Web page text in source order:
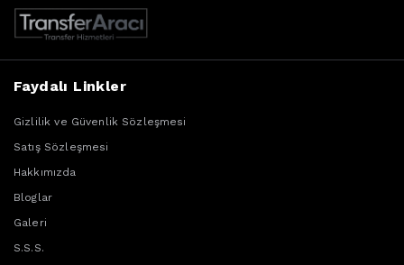
Faydalı Linkler
Gizlilik ve Güvenlik Sözleşmesi
Satış Sözleşmesi
Hakkımızda
Bloglar
Galeri
S.S.S.